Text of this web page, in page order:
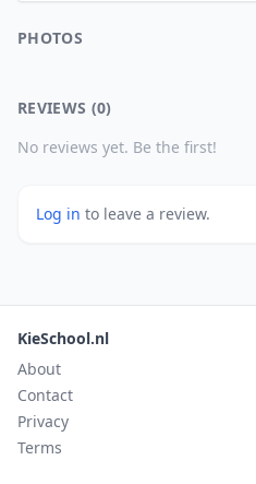
PHOTOS
REVIEWS (0)
No reviews yet. Be the first!
Log in to leave a review.
KieSchool.nl
About
Contact
Privacy
Terms